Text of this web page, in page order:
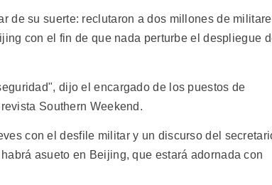
de su suerte: reclutaron a dos millones de
con el fin de que nada perturbe el despliegue
dijo el encargado de los puestos de
Southern Weekend.
con el desfile militar y un discurso del
asueto en Beijing, que estará adornada con